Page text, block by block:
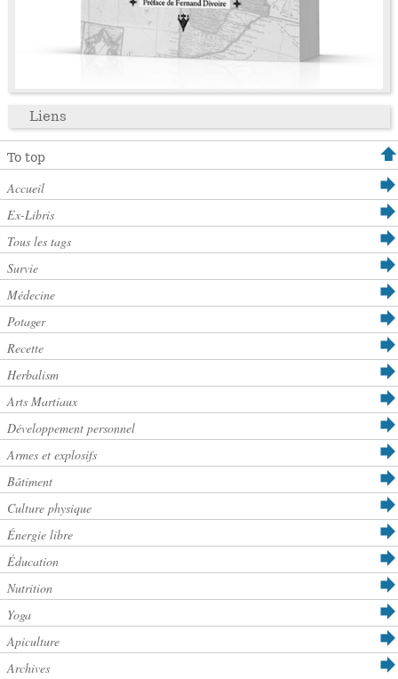
Liens
To top
Accueil
Ex-Libris
Tous les tags
Survie
Médecine
Potager
Recette
Herbalism
Arts Martiaux
Développement personnel
Armes et explosifs
Bâtiment
Culture physique
Énergie libre
Éducation
Nutrition
Yoga
Apiculture
Archives